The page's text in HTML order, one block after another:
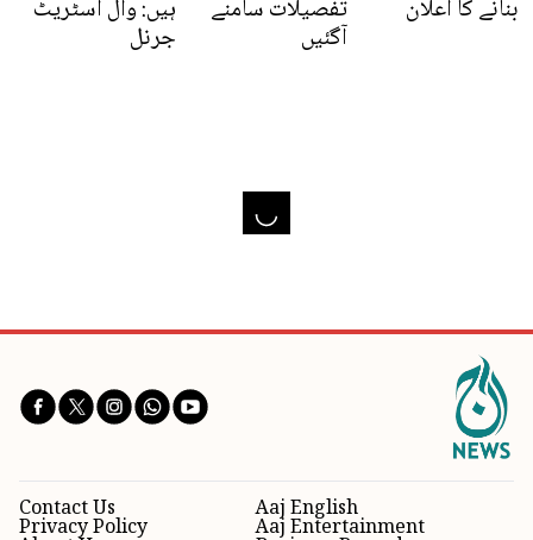
بنانے کا اعلان تفصیلات سامنے
آگئیں
ہیں: وال اسٹریٹ
جرنل
Aaj English
Aaj Entertainment
Contact Us
Privacy Policy